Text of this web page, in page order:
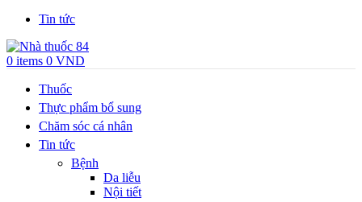
Tin tức
0 items 0 VND
Thuốc
Thực phẩm bổ sung
Chăm sóc cá nhân
Tin tức
Bệnh
Da liễu
Nội tiết